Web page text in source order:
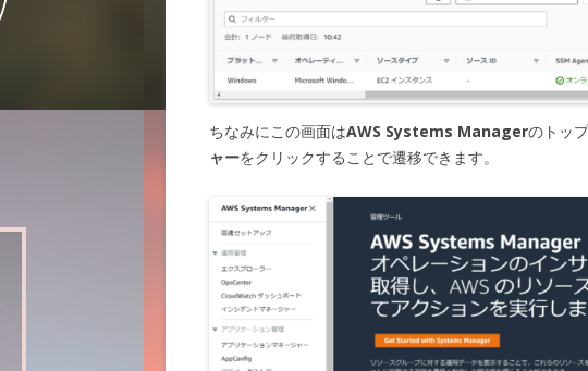
ちなみにこの画面はAWS Systems Managerのトッ
ャーをクリックすることで遷移できます。